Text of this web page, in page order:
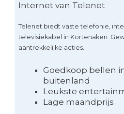
Internet van Telenet
Telenet biedt vaste telefonie,
televisiekabel in Kortenaken.
aantrekkelijke acties.
Goedkoop bellen
buitenland
Leukste
Lage maandprijs